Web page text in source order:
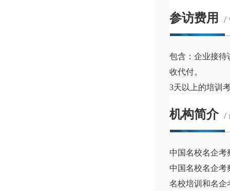
参访费用 /
包含：企业接待
收代付。
3天以上的培训
机构简介 /
中国名校名企考
中国名校名企
名校培训和名企